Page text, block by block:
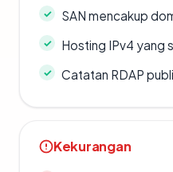
SAN mencakup
Hosting IPv4 yang
Catatan RDAP
Kekurangan